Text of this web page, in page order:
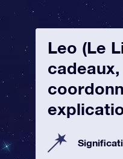
Leo (Le